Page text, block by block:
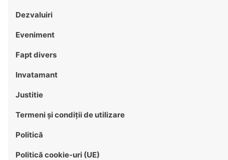
Dezvaluiri
Eveniment
Fapt divers
Invatamant
Justitie
Termeni și condiții de utilizare
Politică
Politică cookie-uri (UE)